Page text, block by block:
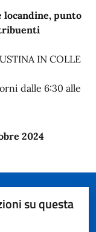
locandine, punto
IN COLLE
dalle 6:30 alle
2024
su questa